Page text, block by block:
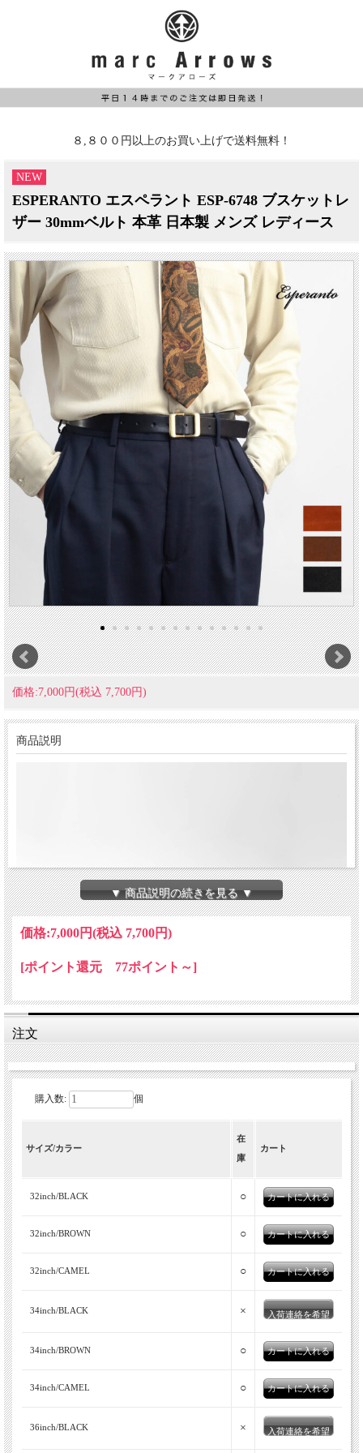
８,８００円以上のお買い上げで送料無料！
NEW
ESPERANTO エスペラント ESP-6748 ブスケットレ
ザー 30mmベルト 本革 日本製 メンズ レディース
価格:7,000円(税込 7,700円)
商品説明
▼ 商品説明の続きを見る ▼
価格:7,000円(税込 7,700円)
[ポイント還元 77ポイント～]
注文
購入数: 個
サイズ/カラー
在
庫
カート
32inch/BLACK ○
32inch/BROWN ○
32inch/CAMEL ○
34inch/BLACK × 入荷連絡を希望
34inch/BROWN ○
34inch/CAMEL ○
36inch/BLACK × 入荷連絡を希望